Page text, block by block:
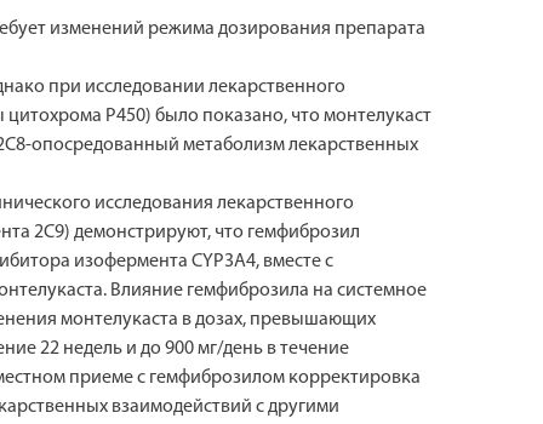
изменений режима дозирования препарата
при исследовании лекарственного
цитохрома Р450) было показано, что монтелукаст
опосредованный метаболизм лекарственных
исследования лекарственного
2С9) демонстрируют, что гемфиброзил
изофермента CYP3A4, вместе с
Влияние гемфиброзила на системное
монтелукаста в дозах, превышающих
22 недель и до 900 мг/день в течение
приеме с гемфиброзилом корректировка
взаимодействий с другими